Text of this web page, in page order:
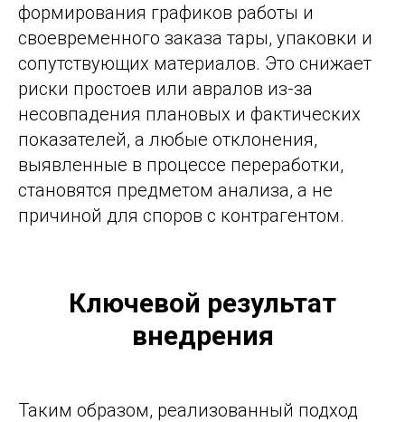
формирования графиков работы и
своевременного заказа тары, упаковки и
сопутствующих материалов. Это снижает
риски простоев или авралов из-за
несовпадения плановых и фактических
показателей, а любые отклонения,
выявленные в процессе переработки,
становятся предметом анализа, а не
причиной для споров с контрагентом.
Ключевой результат
внедрения
Таким образом, реализованный подход